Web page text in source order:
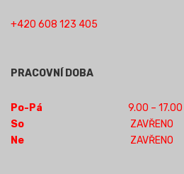
+420 608 123 405
PRACOVNÍ DOBA
Po-Pá
9.00 – 17.00
So
ZAVŘENO
Ne
ZAVŘENO